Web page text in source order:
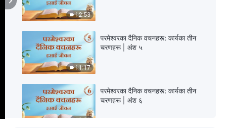
12:53
11:17
परमेश्‍वरका दैनिक वचनहरू: कार्यका तीन
चरणहरू | अंश ५
9:23
परमेश्‍वरका दैनिक वचनहरू: कार्यका तीन
चरणहरू | अंश ६